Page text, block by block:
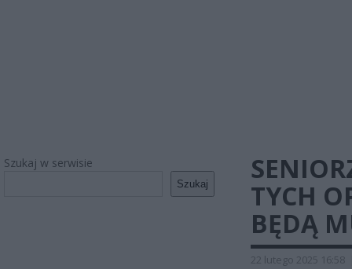
Szukaj w serwisie
Szukaj
TYCH
BĘDĄ
22 lutego 2025 16:58